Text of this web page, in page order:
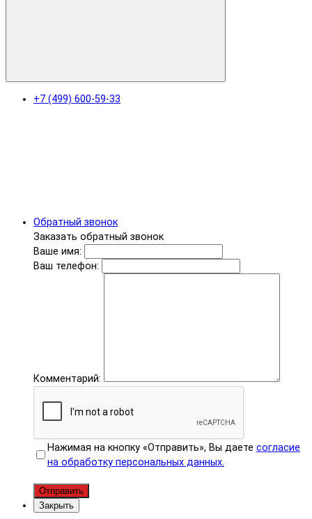
+7 (499) 600-59-33
Обратный звонок
Заказать обратный звонок
Ваше имя:
Ваш телефон:
Комментарий:
Нажимая на кнопку «Отправить», Вы даете согласие
на обработку персональных данных.
Отправить
Закрыть